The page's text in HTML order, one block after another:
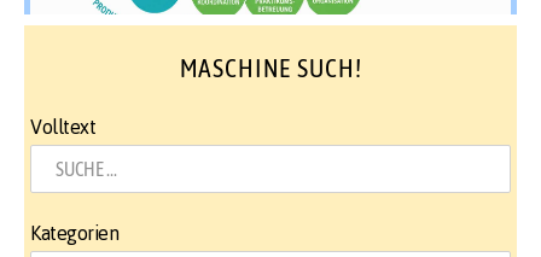
MASCHINE SUCH!
Volltext
Kategorien